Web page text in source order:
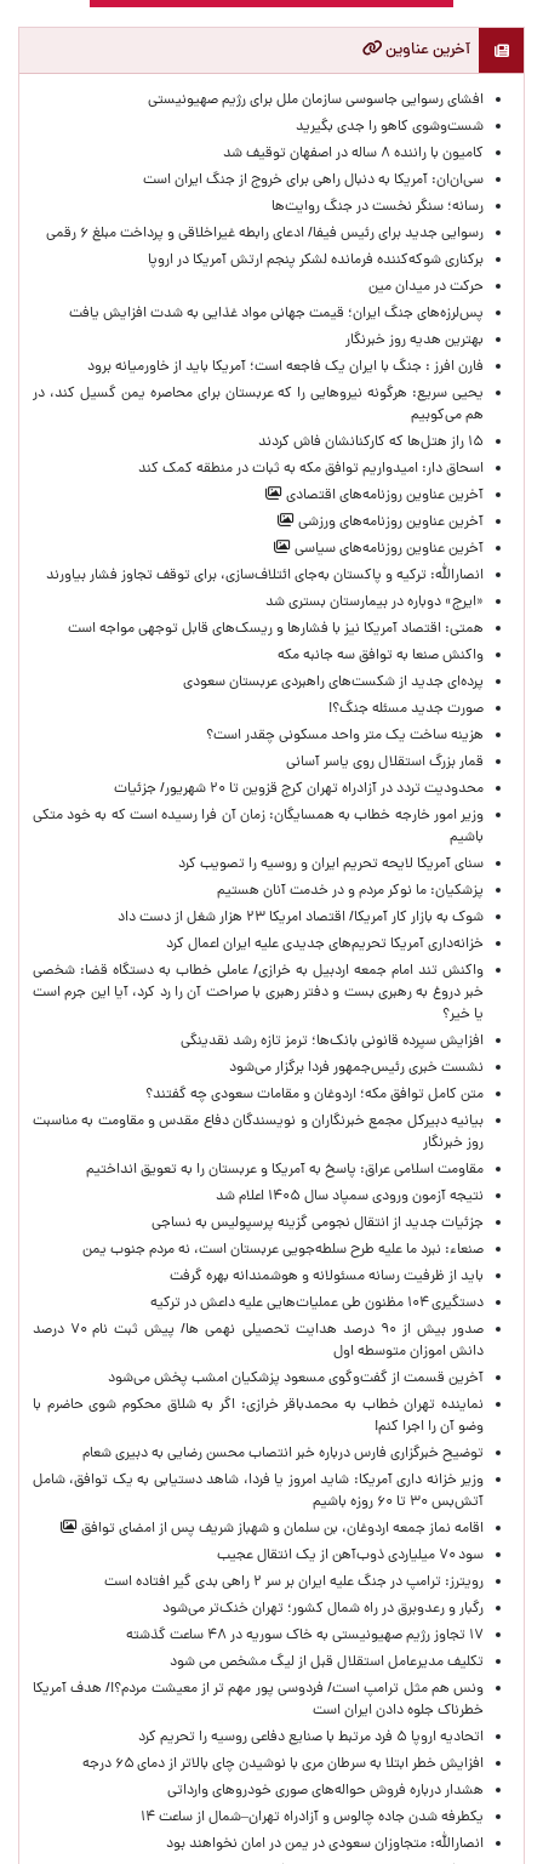
آخرین عناوین
افشای رسوایی جاسوسی سازمان ملل برای رژیم صهیونیستی
شست‌وشوی کاهو را جدی بگیرید
کامیون با راننده ۸ ساله در اصفهان توقیف شد
سی‌ان‌ان: آمریکا به دنبال راهی برای خروج از جنگ ایران است
رسانه؛ سنگر نخست در جنگ روایت‌ها
رسوایی جدید برای رئیس فیفا/ ادعای رابطه غیراخلاقی و پرداخت مبلغ ۶ رقمی
برکناری شوکه‌کننده فرمانده لشکر پنجم ارتش آمریکا در اروپا
حركت در ميدان مين
پس‌لرزه‌های جنگ ایران؛ قیمت جهانی مواد غذایی به شدت افزایش یافت
بهترین هدیه روز خبرنگار
فارن افرز : جنگ با ایران یک فاجعه است؛ آمریکا باید از خاورمیانه برود
یحیی سریع: هرگونه نیروهایی را که عربستان برای محاصره یمن گسیل کند، در
هم می‌کوبیم
۱۵ راز هتل‌ها که کارکنانشان فاش کردند
اسحاق دار: امیدواریم توافق مکه به ثبات در منطقه کمک کند
آخرین عناوین روزنامه‌های اقتصادی
آخرین عناوین روزنامه‌های ورزشی
آخرین عناوین روزنامه‌های سیاسی
انصارالله: ترکیه و پاکستان به‌جای ائتلاف‌سازی، برای توقف تجاوز فشار بیاورند
«ایرج» دوباره در بیمارستان بستری شد
همتی: اقتصاد آمریکا نیز با فشارها و ریسک‌های قابل توجهی مواجه است
واکنش صنعا به توافق سه جانبه مکه
پرده‌ای جدید از شکست‌های راهبردی عربستان سعودی
صورت جدید مسئله جنگ؟!
هزینه ساخت یک متر واحد مسکونی چقدر است؟
قمار بزرگ استقلال روی یاسر آسانی
محدودیت تردد در آزادراه تهران کرج قزوین تا ۲۰ شهریور/ جزئیات
وزیر امور خارجه خطاب به همسایگان: زمان آن فرا رسیده است که به خود متکی
باشیم
سنای آمریکا لایحه تحریم ایران و روسیه را تصویب کرد
پزشکیان: ما نوکر مردم و در خدمت آنان هستیم
شوک به بازار کار آمریکا/ اقتصاد امریکا ۲۳ هزار شغل از دست داد
خزانه‌داری آمریکا تحریم‌های جدیدی علیه ایران اعمال کرد
واکنش تند امام جمعه اردبیل به خرازی/ عاملی خطاب به دستگاه قضا: شخصی
خبر دروغ به رهبری بست و دفتر رهبری با صراحت آن را رد کرد، آیا این جرم است
یا خیر؟
افزایش سپرده قانونی بانک‌ها؛ ترمز تازه رشد نقدینگی
نشست خبری رئیس‌جمهور فردا برگزار می‌شود
متن کامل توافق مکه؛ اردوغان و مقامات سعودی چه گفتند؟
بیانیه دبیرکل مجمع خبرنگاران و نویسندگان دفاع مقدس و مقاومت به مناسبت
روز خبرنگار
مقاومت اسلامی عراق: پاسخ به آمریکا و عربستان را به تعویق انداختیم
نتیجه آزمون ورودی سمپاد سال ۱۴۰۵ اعلام شد
جزئیات جدید از انتقال نجومی گزینه پرسپولیس به نساجی
صنعاء: نبرد ما علیه طرح سلطه‌جویی عربستان است، نه مردم جنوب یمن
باید از ظرفیت رسانه مسئولانه و هوشمندانه بهره گرفت
دستگیری ۱۰۴ مظنون طی عملیات‌هایی علیه داعش در ترکیه
صدور بیش از ۹۰ درصد هدایت تحصیلی نهمی ها/ پیش ثبت نام ۷۰ درصد
دانش اموزان متوسطه اول
آخرین قسمت از گفت‌وگوی مسعود پزشکیان امشب پخش می‌شود
نماینده تهران خطاب به محمدباقر خرازی: اگر به شلاق محکوم شوی حاضرم با
وضو آن را اجرا کنم!
توضیح خبرگزاری فارس درباره خبر انتصاب محسن رضایی به دبیری شعام
وزیر خزانه داری آمریکا: شاید امروز یا فردا، شاهد دستیابی به یک توافق، شامل
آتش‌بس ۳۰ تا ۶۰ روزه باشیم
اقامه نماز جمعه اردوغان، بن ‌سلمان و شهباز شریف پس از امضای توافق
سود ۷۰ میلیاردی ذوب‌آهن از یک انتقال عجیب
رویترز: ترامپ در جنگ علیه ایران بر سر ۲ راهی بدی گیر افتاده است
رگبار و رعدوبرق در راه شمال کشور؛ تهران خنک‌تر می‌شود
۱۷ تجاوز رژیم صهیونیستی به خاک سوریه در ۴۸ ساعت گذشته
تکلیف مدیرعامل استقلال قبل از لیگ مشخص می شود
ونس هم مثل ترامپ است/ فردوسی پور مهم تر از معیشت مردم؟!/ هدف آمریکا
خطرناک جلوه دادن ایران است
اتحادیه اروپا ۵ فرد مرتبط با صنایع دفاعی روسیه را تحریم کرد
افزایش خطر ابتلا به سرطان مری با نوشیدن چای بالاتر از دمای ۶۵ درجه
هشدار درباره فروش حواله‌های صوری خودروهای وارداتی
یکطرفه شدن جاده چالوس و آزادراه تهران–شمال از ساعت ۱۴
انصارالله: متجاوزان سعودی در یمن در امان نخواهند بود